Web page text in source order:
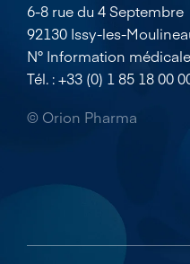
6-8 rue du 4 Septembre
92130 Issy-les-
N° Information
Tél. : +33 (0) 1 85 18 00
© Orion Pharma